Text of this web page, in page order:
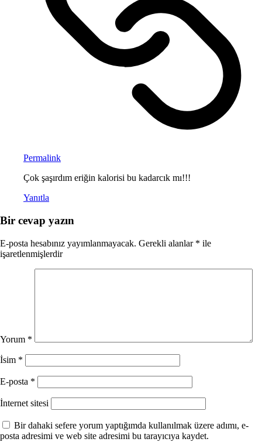
Permalink
Çok şaşırdım eriğin kalorisi bu kadarcık mı!!!
Yanıtla
Bir cevap yazın
E-posta hesabınız yayımlanmayacak. Gerekli alanlar * ile
işaretlenmişlerdir
Yorum *
İsim *
E-posta *
İnternet sitesi
Bir dahaki sefere yorum yaptığımda kullanılmak üzere adımı, e-
posta adresimi ve web site adresimi bu tarayıcıya kaydet.